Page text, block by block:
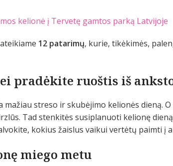
kelionė į Tervetę gamtos parką Latvijoje
12 patarimų, kurie, tikėkimės,
pradėkite ruoštis iš
mažiau streso ir skubėjimo kelionės dieną.
Tad stenkitės susiplanuoti kelionę
kokius žaislus vaikui vertėtų paimti į
miego metu